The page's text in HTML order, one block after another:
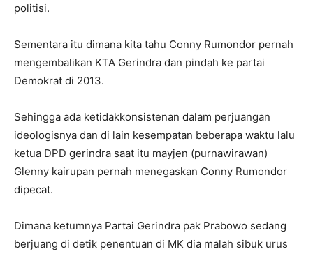
politisi.
Sementara itu dimana kita tahu Conny Rumondor pernah
mengembalikan KTA Gerindra dan pindah ke partai
Demokrat di 2013.
Sehingga ada ketidakkonsistenan dalam perjuangan
ideologisnya dan di lain kesempatan beberapa waktu lalu
ketua DPD gerindra saat itu mayjen (purnawirawan)
Glenny kairupan pernah menegaskan Conny Rumondor
dipecat.
Dimana ketumnya Partai Gerindra pak Prabowo sedang
berjuang di detik penentuan di MK dia malah sibuk urus